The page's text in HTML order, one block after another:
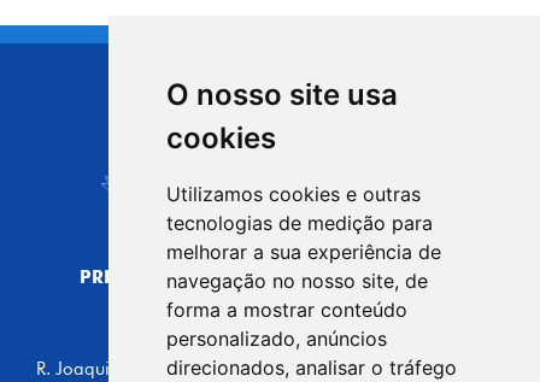
O nosso site usa
cookies
Utilizamos cookies e outras
tecnologias de medição para
melhorar a sua experiência de
navegação no nosso site, de
forma a mostrar conteúdo
personalizado, anúncios
direcionados, analisar o tráfego
CIDADE DE
Carapicuíba
PREFEITURA MUNICIPAL DE CARAPICUÍBA
CNPJ: 44.892.693/0001-40
CENTRO ADMINISTRATIVO
R. Joaquim das Neves, 211 - Vila Caldas, Carapicuíba/SP